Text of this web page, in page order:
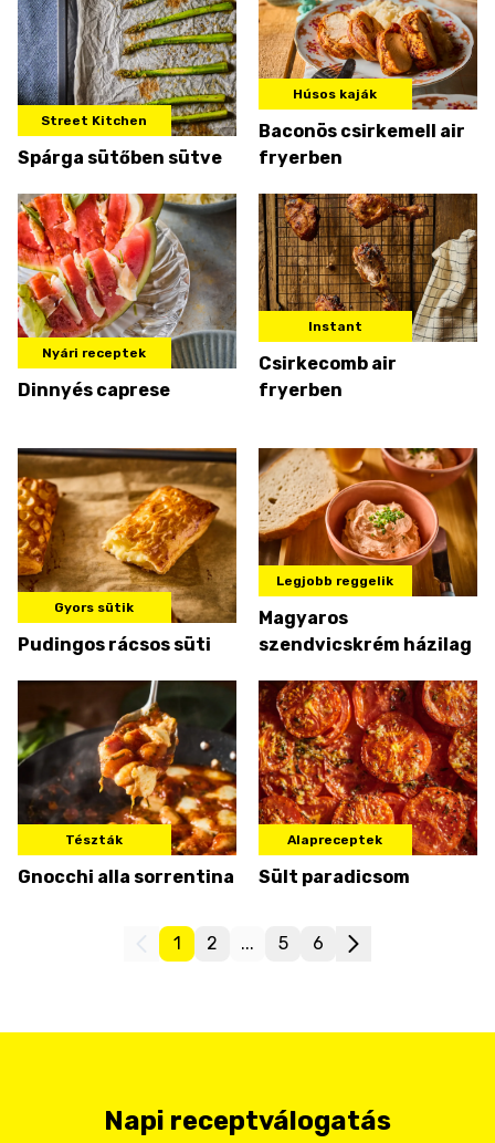
Street Kitchen
Spárga sütőben sütve
Húsos kaják
Baconös csirkemell air
fryerben
Nyári receptek
Dinnyés caprese
Instant
Csirkecomb air
fryerben
Gyors sütik
Pudingos rácsos süti
Legjobb reggelik
Magyaros
szendvicskrém házilag
Tészták
Gnocchi alla sorrentina
Alapreceptek
Sült paradicsom
1 2 ... 5 6
Napi receptválogatás